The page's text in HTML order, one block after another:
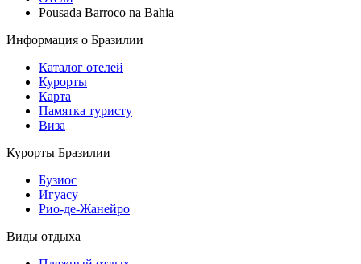
Pousada Barroco na Bahia
Информация о Бразилии
Каталог отелей
Курорты
Карта
Памятка туристу
Виза
Курорты Бразилии
Бузиос
Игуасу
Рио-де-Жанейро
Виды отдыха